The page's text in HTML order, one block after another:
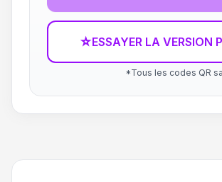
☆ESSAYER LA VERSION
*Tous les codes QR